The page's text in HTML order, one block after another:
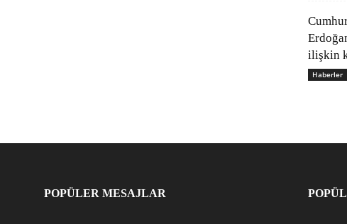
ilişkin
Haberler
POPÜLER MESAJLAR